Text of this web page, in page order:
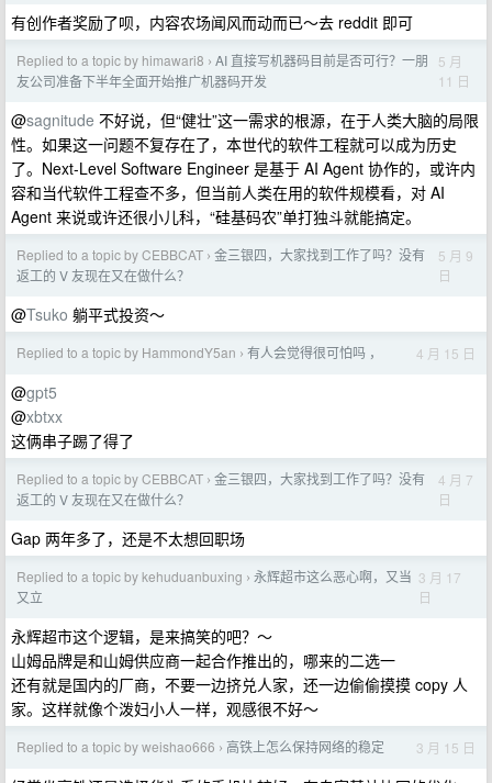
有创作者奖励了呗，内容农场闻风而动而已～去 reddit 即可
Replied to a topic by himawari8 › AI 直接写机器码目前是否可行？一朋
友公司准备下半年全面开始推广机器码开发
5 月
11 日
@sagnitude 不好说，但“健壮”这一需求的根源，在于人类大脑的局限
性。如果这一问题不复存在了，本世代的软件工程就可以成为历史
了。Next-Level Software Engineer 是基于 AI Agent 协作的，或许内
容和当代软件工程查不多，但当前人类在用的软件规模看，对 AI
Agent 来说或许还很小儿科，“硅基码农”单打独斗就能搞定。
Replied to a topic by CEBBCAT › 金三银四，大家找到工作了吗？没有
返工的 V 友现在又在做什么？
5 月 9
日
@Tsuko 躺平式投资～
Replied to a topic by HammondY5an › 有人会觉得很可怕吗 ， 4 月 15 日
@gpt5
@xbtxx
这俩串子踢了得了
Replied to a topic by CEBBCAT › 金三银四，大家找到工作了吗？没有
返工的 V 友现在又在做什么？
4 月 7
日
Gap 两年多了，还是不太想回职场
Replied to a topic by kehuduanbuxing › 永辉超市这么恶心啊，又当
又立
3 月 17
日
永辉超市这个逻辑，是来搞笑的吧？～
山姆品牌是和山姆供应商一起合作推出的，哪来的二选一
还有就是国内的厂商，不要一边挤兑人家，还一边偷偷摸摸 copy 人
家。这样就像个泼妇小人一样，观感很不好～
Replied to a topic by weishao666 › 高铁上怎么保持网络的稳定 3 月 15 日